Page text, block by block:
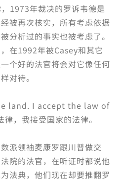
1973年裁决的罗诉韦德是
被再次核实，所有考虑依据
分析过的事实也被考虑了。
在1992年被Casey和其它
个好的法官将会对它像任何
对待。
land. I accept the law of
，我接受国家的法律。
派领袖麦康罗跟川普做交
院的法官，在听证时都说他
法典，他们现在却要推翻罗